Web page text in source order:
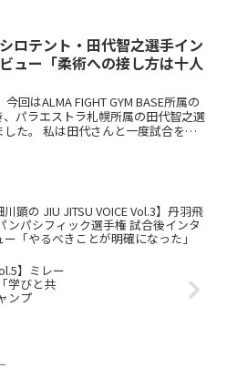
ロテント・田代智之選手イン
ュー「柔術への接し方は十人
回はALMA FIGHT GYM BASE所属の
パラエストラ札幌所属の田代智之選
た。 私は田代さんと一度試合をさ
川顕の JIU JITSU VOICE Vol.3】丹羽飛
ンパシフィック選手権 試合後インタ
ー「やるべきことが明確になった」
】ミレー
学びと共
ンプ